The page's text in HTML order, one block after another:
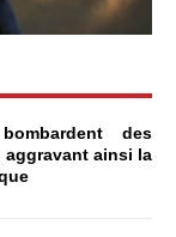
des
aggravant ainsi la